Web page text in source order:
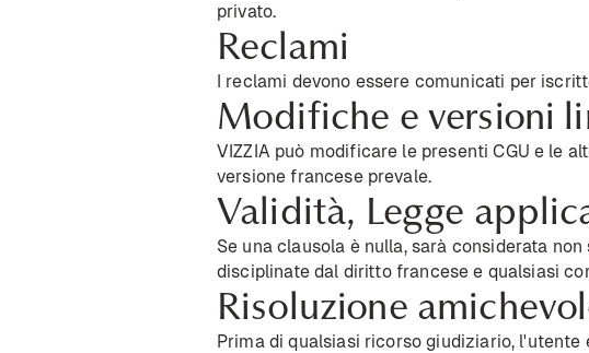
privato.
Reclami
I reclami devono essere comunicati per
Modifiche e versioni
VIZZIA può modificare le presenti CGU e le
versione francese prevale.
Validità, Legge
Se una clausola è nulla, sarà considerata
disciplinate dal diritto francese e qualsiasi
Risoluzione
Prima di qualsiasi ricorso giudiziario,